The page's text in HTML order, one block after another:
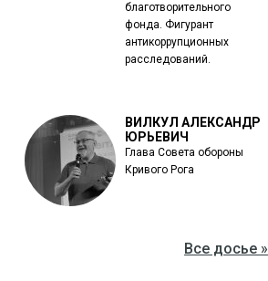
благотворительного
фонда. Фигурант
антикоррупционных
расследований.
ВИЛКУЛ АЛЕКСАНДР
ЮРЬЕВИЧ
Глава Совета обороны
Кривого Рога
Все досье »